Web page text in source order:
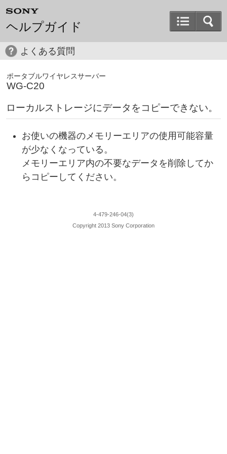
ヘルプガイド
よくある質問
ポータブルワイヤレスサーバー
WG-C20
ローカルストレージにデータをコピーできない。
お使いの機器のメモリーエリアの使用可能容量
が少なくなっている。
メモリーエリア内の不要なデータを削除してか
らコピーしてください。
4-479-246-04(3)
Copyright 2013 Sony Corporation